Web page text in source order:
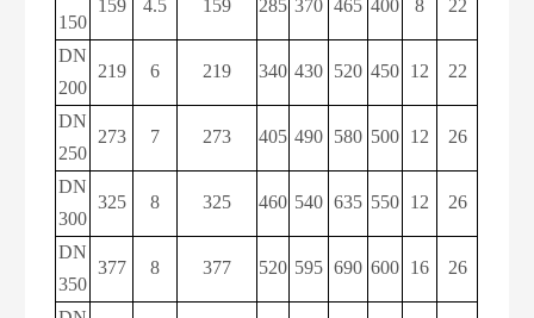
150
159 4.5 159 285 370 465 400 8 22
DN
200
219 6 219 340 430 520 450 12 22
DN
250
273 7 273 405 490 580 500 12 26
DN
300
325 8 325 460 540 635 550 12 26
DN
350
377 8 377 520 595 690 600 16 26